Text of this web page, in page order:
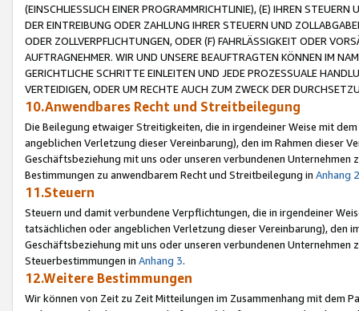
(EINSCHLIESSLICH EINER PROGRAMMRICHTLINIE), (E) IHREN
DER EINTREIBUNG ODER ZAHLUNG IHRER STEUERN UND
ODER ZOLLVERPFLICHTUNGEN, ODER (F) FAHRLÄSSIGKEIT ODER
AUFTRAGNEHMER. WIR UND UNSERE BEAUFTRAGTEN KÖNNEN IM
GERICHTLICHE SCHRITTE EINLEITEN UND JEDE PROZESSUALE
VERTEIDIGEN, ODER UM RECHTE AUCH ZUM ZWECK DER
10.Anwendbares Recht und Streitbeilegung
Die Beilegung etwaiger Streitigkeiten, die in irgendeiner Weise mit
angeblichen Verletzung dieser Vereinbarung), den im Rahmen dieser
Geschäftsbeziehung mit uns oder unseren verbundenen
Bestimmungen zu anwendbarem Recht und Streitbeilegung in Anhang 2
11.Steuern
Steuern und damit verbundene Verpflichtungen, die in irgendeiner
tatsächlichen oder angeblichen Verletzung dieser Vereinbarung), den
Geschäftsbeziehung mit uns oder unseren verbundenen
Steuerbestimmungen in Anhang 3.
12.Weitere Bestimmungen
Wir können von Zeit zu Zeit Mitteilungen im Zusammenhang mit dem